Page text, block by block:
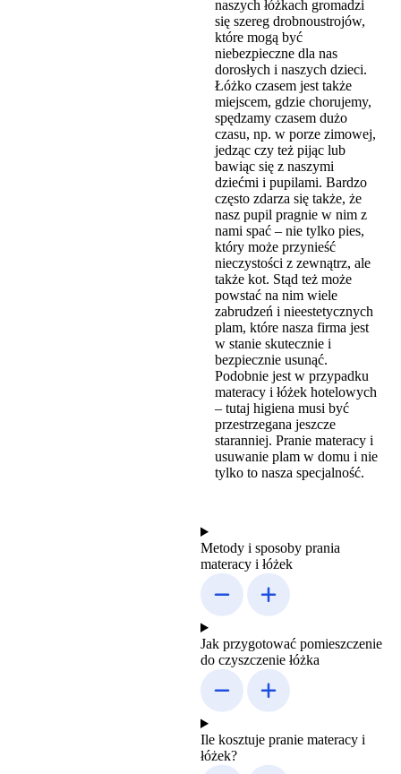
naszych łóżkach gromadzi
się szereg drobnoustrojów,
które mogą być
niebezpieczne dla nas
dorosłych i naszych dzieci.
Łóżko czasem jest także
miejscem, gdzie chorujemy,
spędzamy czasem dużo
czasu, np. w porze zimowej,
jedząc czy też pijąc lub
bawiąc się z naszymi
dziećmi i pupilami. Bardzo
często zdarza się także, że
nasz pupil pragnie w nim z
nami spać – nie tylko pies,
który może przynieść
nieczystości z zewnątrz, ale
także kot. Stąd też może
powstać na nim wiele
zabrudzeń i nieestetycznych
plam, które nasza firma jest
w stanie skutecznie i
bezpiecznie usunąć.
Podobnie jest w przypadku
materacy i łóżek hotelowych
– tutaj higiena musi być
przestrzegana jeszcze
staranniej. Pranie materacy i
usuwanie plam w domu i nie
tylko to nasza specjalność.
Metody i sposoby prania
materacy i łóżek
Jak przygotować pomieszczenie
do czyszczenie łóżka
Ile kosztuje pranie materacy i
łóżek?